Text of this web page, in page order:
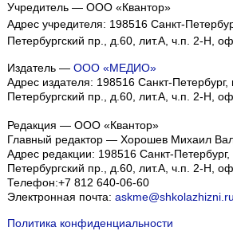
Учредитель — ООО «Квантор»
Адрес учредителя: 198516 Санкт-
Петербургский пр., д.60, лит.А, ч.п. 2-Н,
Издатель — ООО «МЕДИО»
Адрес издателя: 198516 Санкт-Петербург,
Петербургский пр., д.60, лит.А, ч.п. 2-Н,
Редакция — ООО «Квантор»
Главный редактор — Хорошев Михаил
Адрес редакции: 198516 Санкт-
Петербургский пр., д.60, лит.А, ч.п. 2-Н,
Телефон:+7 812 640-06-60
Электронная почта: askme@shkolazhizni.ru
Политика конфиденциальности